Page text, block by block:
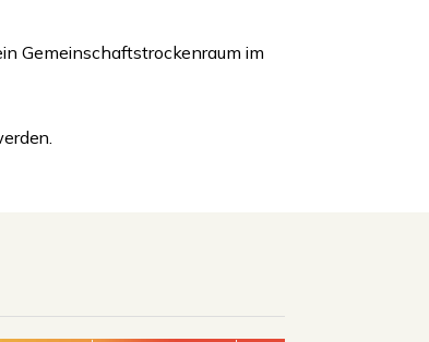
Gemeinschaftstrockenraum im